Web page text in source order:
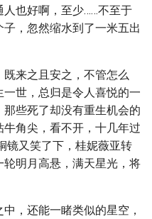
也好啊，至少……不至于
，忽然缩水到了一米五出
来之且安之，不管怎么
世，总归是令人喜悦的一
些死了却没有重生机会的
角尖，看不开，十几年过
镜又笑了下，桂妮薇亚转
明月高悬，满天星光，将
，还能一睹类似的星空，